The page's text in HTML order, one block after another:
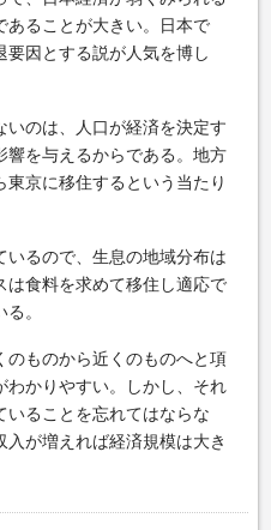
あることが大きい。日本で
要因とする説が人気を博し
のは、人口が経済を決定す
響を与えるからである。地方
京に移住するという当たり
るので、生息の地域分布は
は食料を求めて移住し適応で
。
ものから近くのものへと項
わかりやすい。しかし、それ
いることを忘れてはならな
が増えれば経済規模は大き